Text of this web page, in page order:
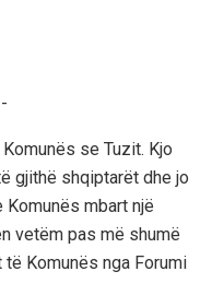
se Tuzit. Kjo
gjithë shqiptarët dhe jo
mbart një
vetëm pas më shumë
Komunës nga Forumi